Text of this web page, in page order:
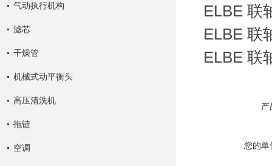
气动执行机构
滤芯
干燥管
机械式动平衡头
高压清洗机
拖链
空调
ELBE 联
ELBE 联
ELBE 联
产
您的单